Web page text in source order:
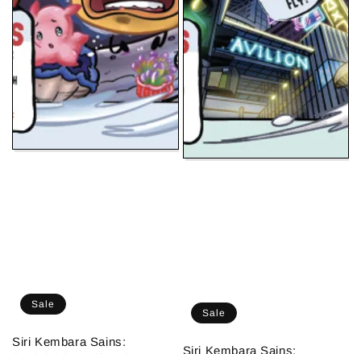
Sale
Siri Kembara Sains:
Sale
Siri Kembara Sains: